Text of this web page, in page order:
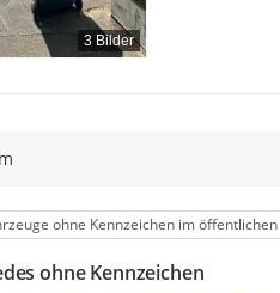
3 Bilder
ohne Kennzeichen im
ohne Kennzeichen